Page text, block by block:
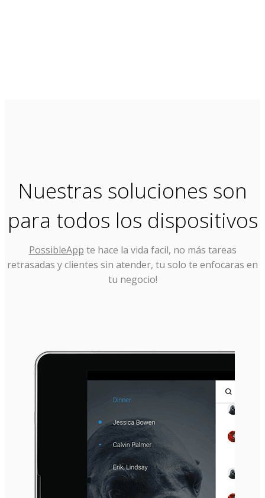
Nuestras soluciones son
para todos los dispositivos
PossibleApp te hace la vida facil, no más tareas
retrasadas y clientes sin atender, tu solo te enfocaras en
tu negocio!